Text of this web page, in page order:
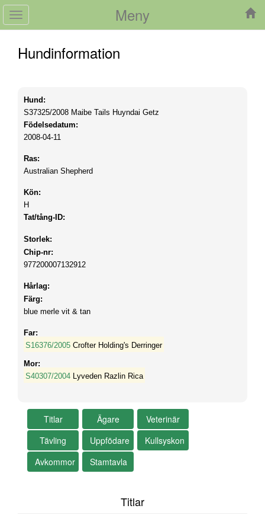
Meny
Toggle
navigation
Hundinformation
Hund:
S37325/2008 Maibe Tails Huyndai Getz
Födelsedatum:
2008-04-11
Ras:
Australian Shepherd
Kön:
H
Tat/tång-ID:
Storlek:
Chip-nr:
977200007132912
Hårlag:
Färg:
blue merle vit & tan
Far:
S16376/2005 Crofter Holding's Derringer
Mor:
S40307/2004 Lyveden Razlin Rica
Titlar